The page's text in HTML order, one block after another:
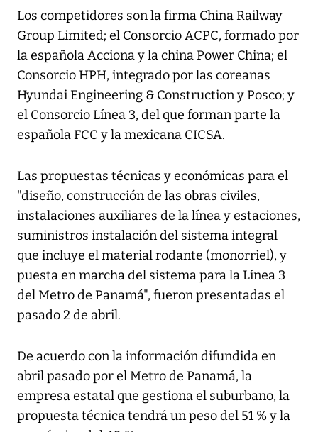
Los competidores son la firma China Railway
Group Limited; el Consorcio ACPC, formado por
la española Acciona y la china Power China; el
Consorcio HPH, integrado por las coreanas
Hyundai Engineering & Construction y Posco; y
el Consorcio Línea 3, del que forman parte la
españolaFCC y la mexicana CICSA.
Las propuestas técnicas y económicas para el
"diseño, construcción de las obras civiles,
instalaciones auxiliares de la línea y estaciones,
suministros instalación del sistema integral
que incluye el material rodante (monorriel), y
puesta en marcha del sistema para la Línea 3
del Metro de Panamá", fueron presentadas el
pasado 2 de abril.
De acuerdo con la información difundida en
abril pasado por el Metro de Panamá, la
empresa estatal que gestiona el suburbano, la
propuesta técnica tendrá un peso del 51 % y la